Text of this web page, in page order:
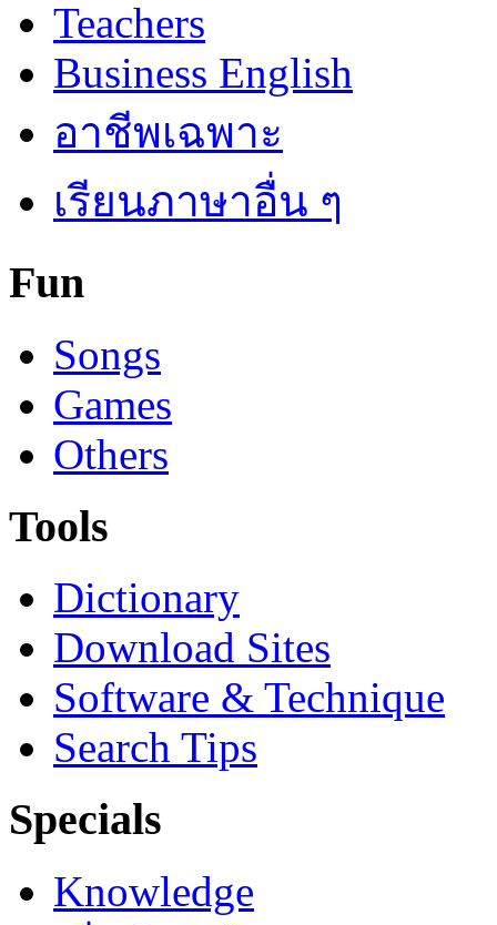
Teachers
Business English
อาชีพเฉพาะ
เรียนภาษาอื่น ๆ
Fun
Songs
Games
Others
Tools
Dictionary
Download Sites
Software & Technique
Search Tips
Specials
Knowledge